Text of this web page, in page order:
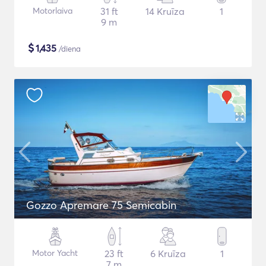
Motorlaiva
31 ft
9 m
14 Kruīza 1
$1,435 /diena
Gozzo Apremare 75 Semicabin
Motor Yacht
23 ft
6 Kruīza 1